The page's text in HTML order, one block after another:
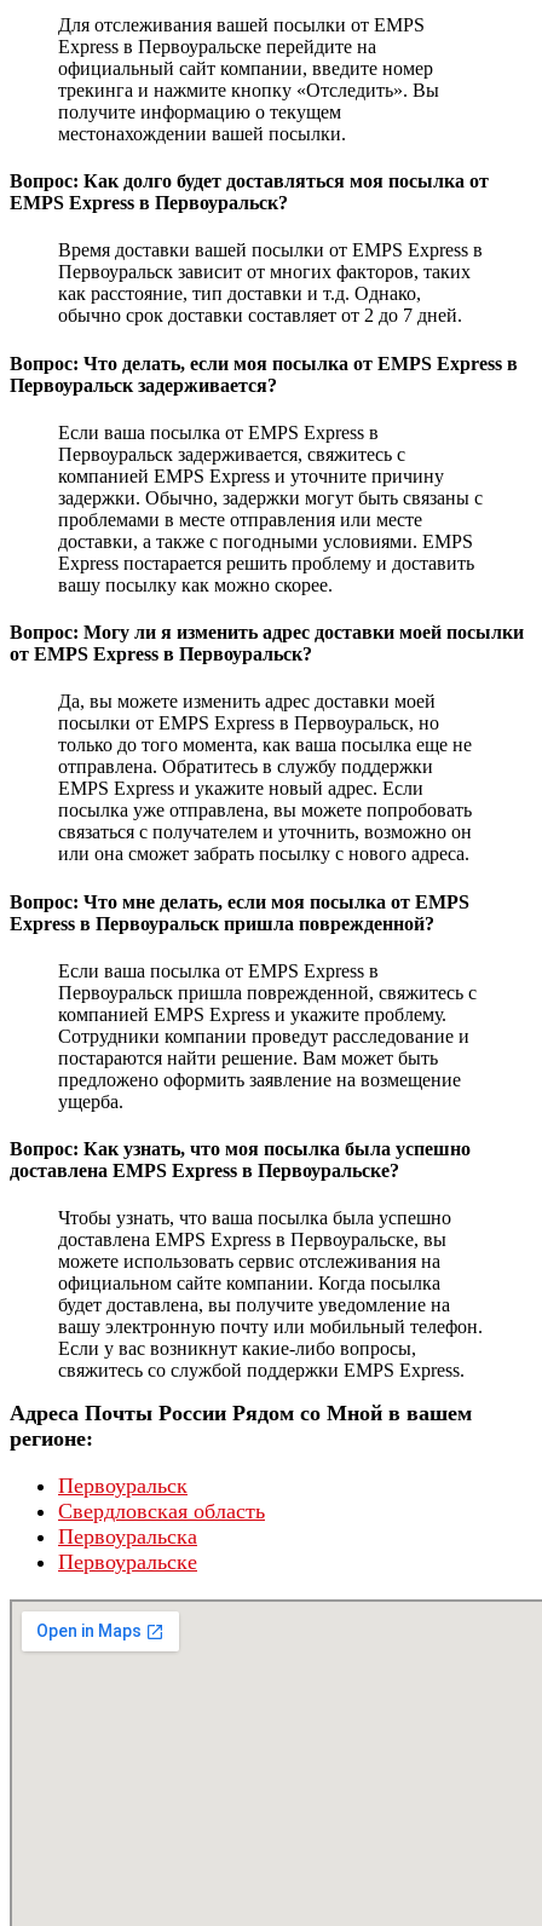
Для отслеживания вашей посылки от EMPS
Express в Первоуральске перейдите на
официальный сайт компании, введите номер
трекинга и нажмите кнопку «Отследить». Вы
получите информацию о текущем
местонахождении вашей посылки.
Вопрос: Как долго будет доставляться моя посылка от
EMPS Express в Первоуральск?
Время доставки вашей посылки от EMPS Express в
Первоуральск зависит от многих факторов, таких
как расстояние, тип доставки и т.д. Однако,
обычно срок доставки составляет от 2 до 7 дней.
Вопрос: Что делать, если моя посылка от EMPS Express в
Первоуральск задерживается?
Если ваша посылка от EMPS Express в
Первоуральск задерживается, свяжитесь с
компанией EMPS Express и уточните причину
задержки. Обычно, задержки могут быть связаны с
проблемами в месте отправления или месте
доставки, а также с погодными условиями. EMPS
Express постарается решить проблему и доставить
вашу посылку как можно скорее.
Вопрос: Могу ли я изменить адрес доставки моей посылки
от EMPS Express в Первоуральск?
Да, вы можете изменить адрес доставки моей
посылки от EMPS Express в Первоуральск, но
только до того момента, как ваша посылка еще не
отправлена. Обратитесь в службу поддержки
EMPS Express и укажите новый адрес. Если
посылка уже отправлена, вы можете попробовать
связаться с получателем и уточнить, возможно он
или она сможет забрать посылку с нового адреса.
Вопрос: Что мне делать, если моя посылка от EMPS
Express в Первоуральск пришла поврежденной?
Если ваша посылка от EMPS Express в
Первоуральск пришла поврежденной, свяжитесь с
компанией EMPS Express и укажите проблему.
Сотрудники компании проведут расследование и
постараются найти решение. Вам может быть
предложено оформить заявление на возмещение
ущерба.
Вопрос: Как узнать, что моя посылка была успешно
доставлена EMPS Express в Первоуральске?
Чтобы узнать, что ваша посылка была успешно
доставлена EMPS Express в Первоуральске, вы
можете использовать сервис отслеживания на
официальном сайте компании. Когда посылка
будет доставлена, вы получите уведомление на
вашу электронную почту или мобильный телефон.
Если у вас возникнут какие-либо вопросы,
свяжитесь со службой поддержки EMPS Express.
Адреса Почты России Рядом со Мной в вашем
регионе:
Первоуральск
Свердловская область
Первоуральска
Первоуральске